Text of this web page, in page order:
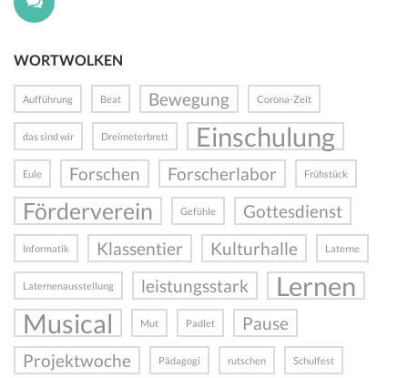
WORTWOLKEN
Aufführung Beat Bewegung Corona-Zeit
das sind wir Dreimeterbrett Einschulung
Eule Forschen Forscherlabor Frühstück
Förderverein Gefühle Gottesdienst
Informatik Klassentier Kulturhalle Laterne
Laternenausstellung leistungsstark
Lernen
Musical
Mut Padlet
Pause
Projektwoche
Pädagogi rutschen Schulfest